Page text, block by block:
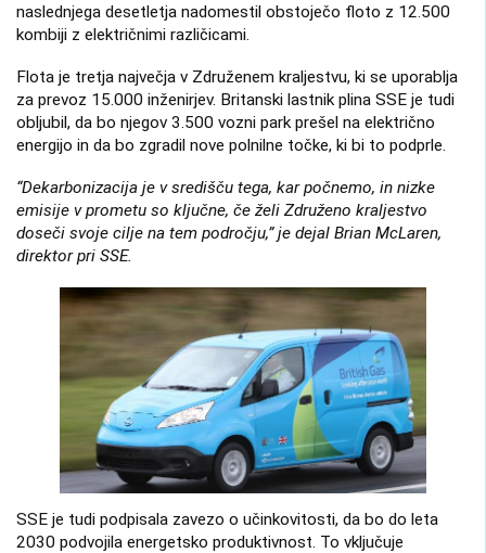
naslednjega desetletja nadomestil obstoječo floto z 12.500
kombiji z električnimi različicami.
Flota je tretja največja v Združenem kraljestvu, ki se uporablja
za prevoz 15.000 inženirjev. Britanski lastnik plina SSE je tudi
obljubil, da bo njegov 3.500 vozni park prešel na električno
energijo in da bo zgradil nove polnilne točke, ki bi to podprle.
“Dekarbonizacija je v središču tega, kar počnemo, in nizke
emisije v prometu so ključne, če želi Združeno kraljestvo
doseči svoje cilje na tem področju,” je dejal Brian McLaren,
direktor pri SSE.
SSE je tudi podpisala zavezo o učinkovitosti, da bo do leta
2030 podvojila energetsko produktivnost. To vključuje